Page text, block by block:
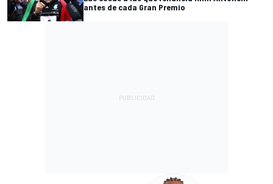
antes de cada Gran Premio